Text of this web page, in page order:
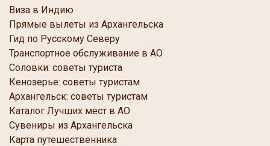
Виза в Индию
Прямые вылеты из Архангельска
Гид по Русскому Северу
Транспортное обслуживание в АО
Соловки: советы туриста
Кенозерье: советы туристам
Архангельск: советы туристам
Каталог Лучших мест в АО
Сувениры из Архангельска
Карта путешественника